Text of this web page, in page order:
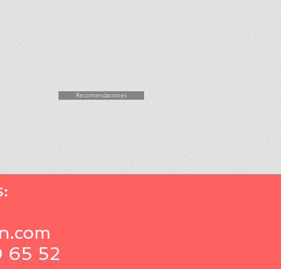
Recomendaciones
65 52